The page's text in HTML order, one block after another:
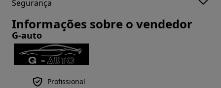
Segurança
Informações sobre o vendedor
G-auto
Profissional